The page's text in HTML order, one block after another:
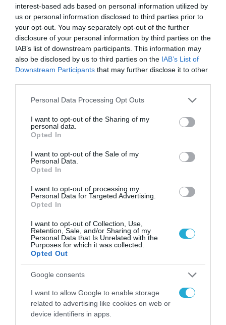
interest-based ads based on personal information utilized by
us or personal information disclosed to third parties prior to
your opt-out. You may separately opt-out of the further
disclosure of your personal information by third parties on the
IAB’s list of downstream participants. This information may
also be disclosed by us to third parties on the IAB’s List of
Downstream Participants that may further disclose it to other
Please note that this website/app uses one or more Google
not limited to your visit or usage behaviour. You may click to
grant or deny consent to Google and its third-party tags to
use your data for below specified purposes in below Google
consent section.
Personal Data Processing Opt Outs
I want to opt-out of the Sharing of my
personal data.
Opted In
I want to opt-out of the Sale of my
Personal Data.
Opted In
I want to opt-out of processing my
Personal Data for Targeted Advertising.
Opted In
I want to opt-out of Collection, Use,
Retention, Sale, and/or Sharing of my
Personal Data that Is Unrelated with the
Purposes for which it was collected.
Opted Out
Google consents
I want to allow Google to enable storage
related to advertising like cookies on web or
device identifiers in apps.
ΡΟΗ ΕΙΔΗΣΕΩΝ
Το χρηματοδοτούμενο
από την ΕΕ έργο “The
Gaming Police”
των παιδιών στο
διαδίκτυο
ΑΑΔΕ: Διευκρινίσεις
για τα πρόστιμα σε
παραβάσεις που
αφορούν τους ΦΗΜ
31.07.2026
Σ. Καλαφάτης: «Η
Τεχνητή Νοημοσύνη
δεν είναι απλώς μια
νέα τεχνολογία, είναι
μια νέα βιομηχανική
επανάσταση»
31.07.2026
Νέος οδηγός του ΕΚΤ
για τη χρηματοδότηση
των ελληνικών
επιχειρήσεων στον